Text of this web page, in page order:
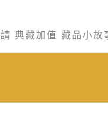
典藏加值 藏品小故